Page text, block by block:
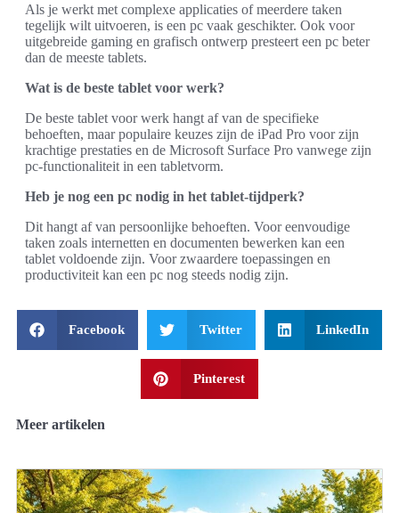
Als je werkt met complexe applicaties of meerdere taken
tegelijk wilt uitvoeren, is een pc vaak geschikter. Ook voor
uitgebreide gaming en grafisch ontwerp presteert een pc beter
dan de meeste tablets.
Wat is de beste tablet voor werk?
De beste tablet voor werk hangt af van de specifieke
behoeften, maar populaire keuzes zijn de iPad Pro voor zijn
krachtige prestaties en de Microsoft Surface Pro vanwege zijn
pc-functionaliteit in een tabletvorm.
Heb je nog een pc nodig in het tablet-tijdperk?
Dit hangt af van persoonlijke behoeften. Voor eenvoudige
taken zoals internetten en documenten bewerken kan een
tablet voldoende zijn. Voor zwaardere toepassingen en
productiviteit kan een pc nog steeds nodig zijn.
Facebook Twitter LinkedIn
Pinterest
Meer artikelen